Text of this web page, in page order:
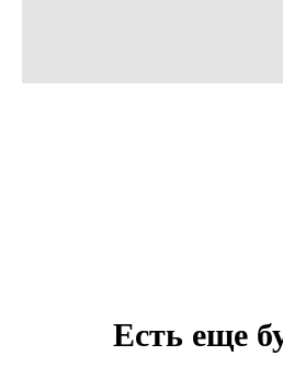
Есть еще